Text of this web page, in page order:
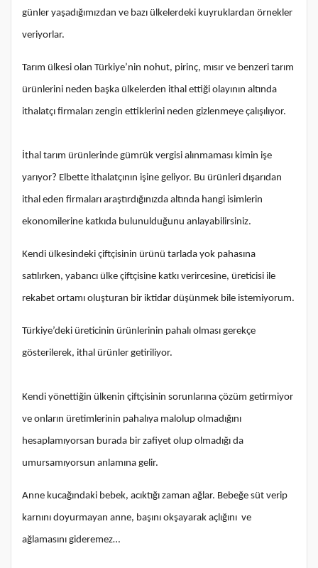
günler yaşadığımızdan ve bazı ülkelerdeki kuyruklardan örnekler
veriyorlar.
Tarım ülkesi olan Türkiye’nin nohut, pirinç, mısır ve benzeri tarım
ürünlerini neden başka ülkelerden ithal ettiği olayının altında
ithalatçı firmaları zengin ettiklerini neden gizlenmeye çalışılıyor.
İthal tarım ürünlerinde gümrük vergisi alınmaması kimin işe
yarıyor? Elbette ithalatçının işine geliyor. Bu ürünleri dışarıdan
ithal eden firmaları araştırdığınızda altında hangi isimlerin
ekonomilerine katkıda bulunulduğunu anlayabilirsiniz.
Kendi ülkesindeki çiftçisinin ürünü tarlada yok pahasına
satılırken, yabancı ülke çiftçisine katkı verircesine, üreticisi ile
rekabet ortamı oluşturan bir iktidar düşünmek bile istemiyorum.
Türkiye’deki üreticinin ürünlerinin pahalı olması gerekçe
gösterilerek, ithal ürünler getiriliyor.
Kendi yönettiğin ülkenin çiftçisinin sorunlarına çözüm getirmiyor
ve onların üretimlerinin pahalıya malolup olmadığını
hesaplamıyorsan burada bir zafiyet olup olmadığı da
umursamıyorsun anlamına gelir.
Anne kucağındaki bebek, acıktığı zaman ağlar. Bebeğe süt verip
karnını doyurmayan anne, başını okşayarak açlığını ve
ağlamasını gideremez…